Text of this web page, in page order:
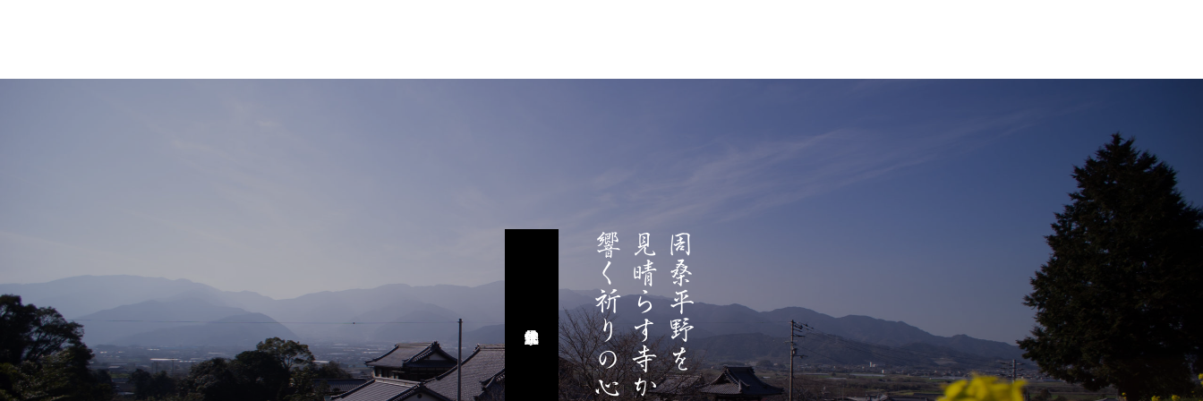
周桑平野を
見晴らす寺から
響く祈りの心。